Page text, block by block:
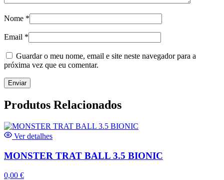
Nome *
Email *
Guardar o meu nome, email e site neste navegador para a
próxima vez que eu comentar.
Produtos Relacionados
Ver detalhes
MONSTER TRAT BALL 3.5 BIONIC
0,00 €